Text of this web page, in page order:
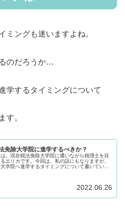
ミングも迷いますよね。
のだろうか…
学するタイミングについて
す。
免除大学院に進学するべきか？
は。現在税法免除大学院に通いながら税理士を目
エリカです。今回は、私の話にもなりますが、
学院へ進学するタイミングについて書いていま
2022.06.26